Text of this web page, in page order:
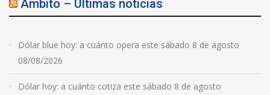
Ambito – Ultimas noticias
Dólar blue hoy: a cuánto opera este sábado 8 de agosto
08/08/2026
Dólar hoy: a cuánto cotiza este sábado 8 de agosto